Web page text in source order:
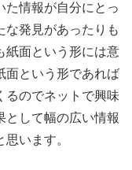
た情報が自分にとっ
な発見があったりも
紙面という形には意
面という形であれば
るのでネットで興味
として幅の広い情報
います。